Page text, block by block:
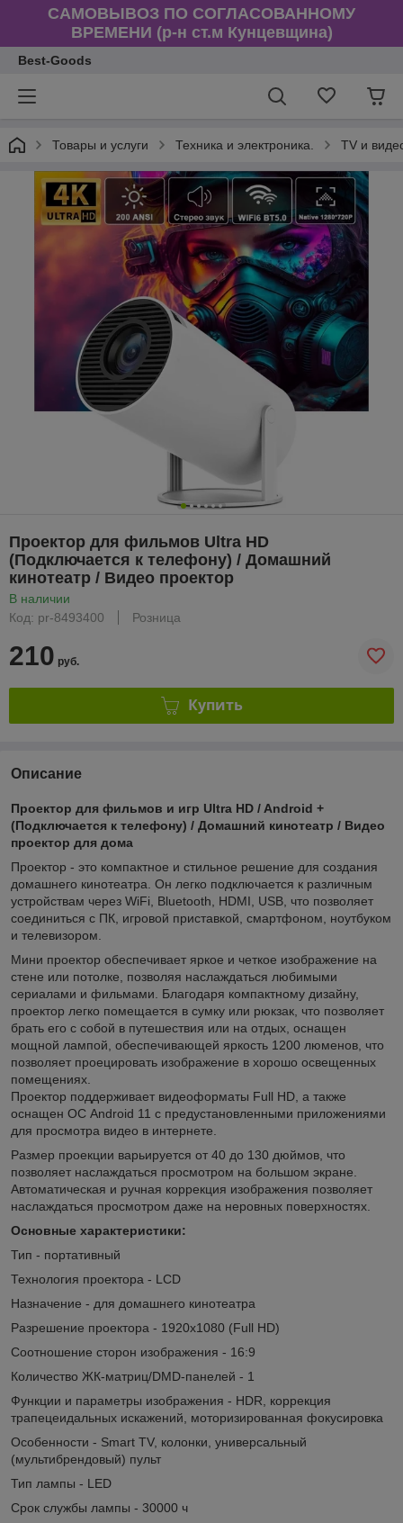
САМОВЫВОЗ ПО СОГЛАСОВАННОМУ
ВРЕМЕНИ (р-н ст.м Кунцевщина)
Best-Goods
Товары и услуги Техника и электроника. TV и
Проектор для фильмов Ultra HD
(Подключается к телефону) / Домашний
кинотеатр / Видео проектор
В наличии
Код: pr-8493400
Розница
210 руб.
Купить
Описание
Проектор для фильмов и игр Ultra HD / Android +
(Подключается к телефону) / Домашний кинотеатр / Видео
проектор для дома
Проектор - это компактное и стильное решение для создания
домашнего кинотеатра. Он легко подключается к различным
устройствам через WiFi, Bluetooth, HDMI, USB, что позволяет
соединиться с ПК, игровой приставкой, смартфоном, ноутбуком
и телевизором.
Мини проектор обеспечивает яркое и четкое изображение на
стене или потолке, позволяя наслаждаться любимыми
сериалами и фильмами. Благодаря компактному дизайну,
проектор легко помещается в сумку или рюкзак, что позволяет
брать его с собой в путешествия или на отдых, оснащен
мощной лампой, обеспечивающей яркость 1200 люменов, что
позволяет проецировать изображение в хорошо освещенных
помещениях.
Проектор поддерживает видеоформаты Full HD, а также
оснащен ОС Android 11 с предустановленными приложениями
для просмотра видео в интернете.
Размер проекции варьируется от 40 до 130 дюймов, что
позволяет наслаждаться просмотром на большом экране.
Автоматическая и ручная коррекция изображения позволяет
наслаждаться просмотром даже на неровных поверхностях.
Основные характеристики:
Тип - портативный
Технология проектора - LCD
Назначение - для домашнего кинотеатра
Разрешение проектора - 1920x1080 (Full HD)
Соотношение сторон изображения - 16:9
Количество ЖК-матриц/DMD-панелей - 1
Функции и параметры изображения - HDR, коррекция
трапецеидальных искажений, моторизированная фокусировка
Особенности - Smart TV, колонки, универсальный
(мультибрендовый) пульт
Тип лампы - LED
Срок службы лампы - 30000 ч